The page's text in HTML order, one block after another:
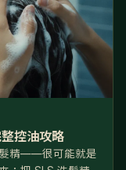
控油攻略
髮精——很可能就是